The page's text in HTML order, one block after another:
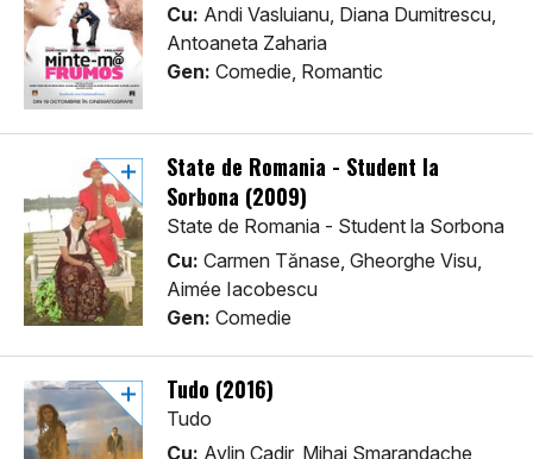
Cu: Andi Vasluianu, Diana Dumitrescu,
Antoaneta Zaharia
Gen: Comedie, Romantic
State de Romania - Student la
Sorbona (2009)
State de Romania - Student la Sorbona
Cu: Carmen Tănase, Gheorghe Visu,
Aimée Iacobescu
Gen: Comedie
Tudo (2016)
Tudo
Cu: Aylin Cadir, Mihai Smarandache,